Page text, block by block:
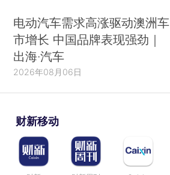
电动汽车需求高涨驱动澳洲车
市增长 中国品牌表现强劲｜
出海·汽车
2026年08月06日
财新移动